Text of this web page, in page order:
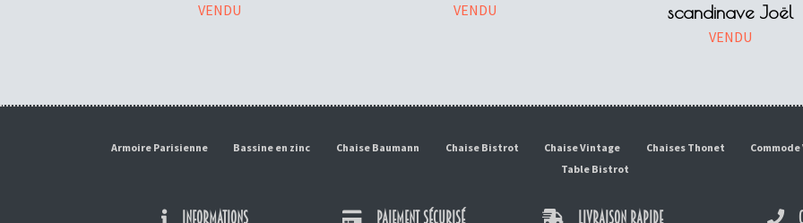
VENDU VENDU
scandinave Joël
VENDU
Armoire Parisienne Bassine en zinc Chaise Baumann Chaise Bistrot Chaise Vintage Chaises Thonet
Table Bistrot
INFORMATIONS PAIEMENT SÉCURISÉ LIVRAISON RAPIDE